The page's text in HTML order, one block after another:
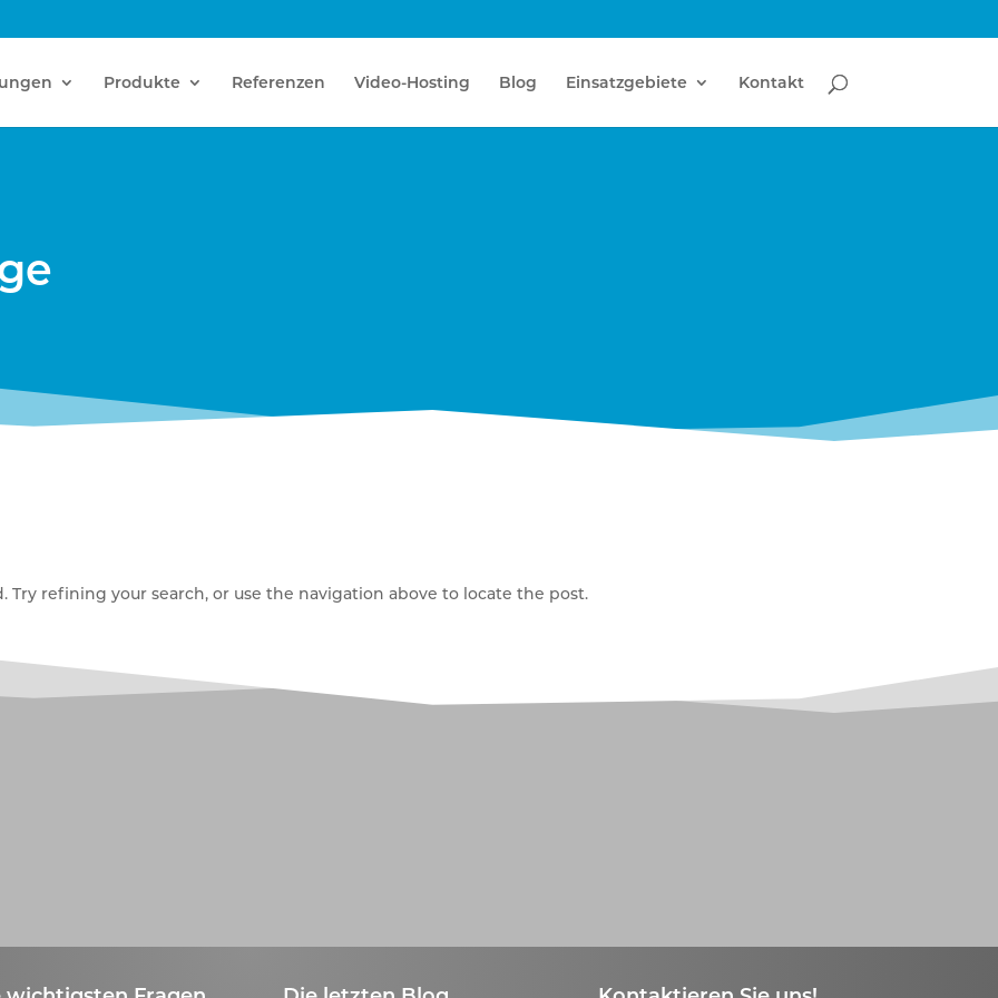
Produkte Referenzen Video-Hosting Blog Einsatzgebiete Kontakt
refining your search, or use the navigation above to locate the post.